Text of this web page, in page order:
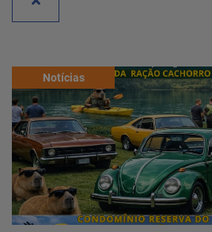
Home
Notícias
Localização
Contato
Notícias